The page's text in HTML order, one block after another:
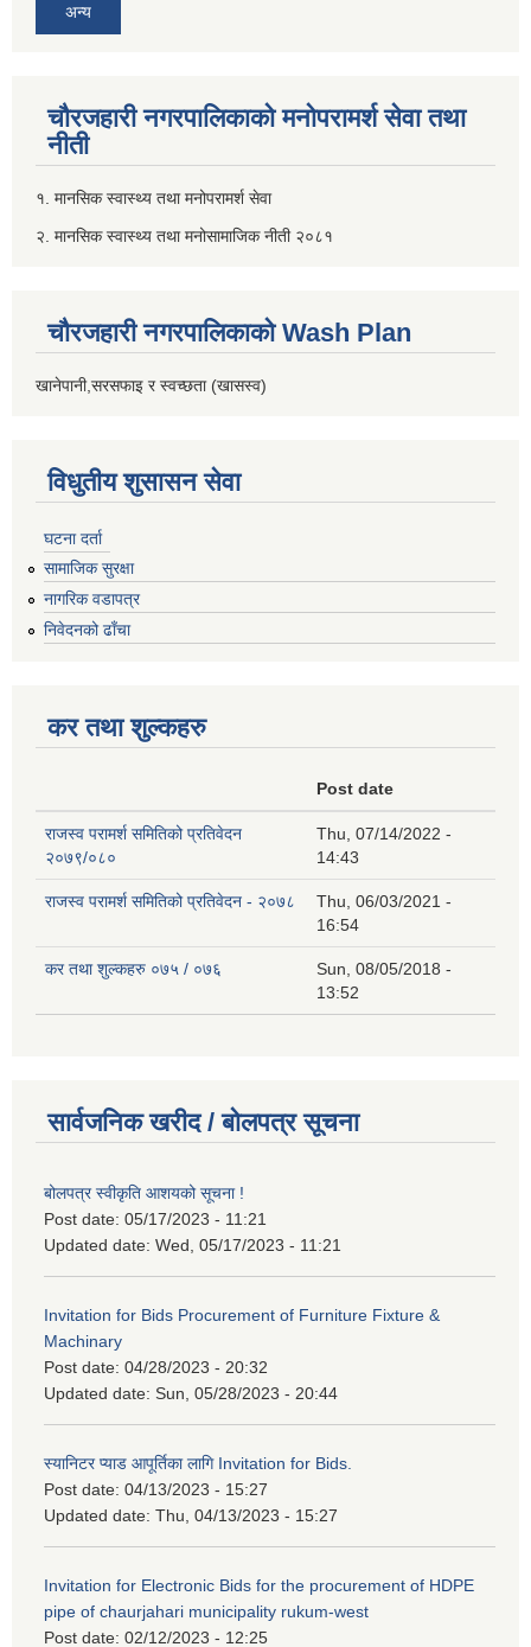
अन्य
चौरजहारी नगरपालिकाको मनोपरामर्श सेवा तथा
नीती
१. मानसिक स्वास्थ्य तथा मनोपरामर्श सेवा
२. मानसिक स्वास्थ्य तथा मनोसामाजिक नीती २०८१
चौरजहारी नगरपालिकाको Wash Plan
खानेपानी,सरसफाइ र स्वच्छता (खासस्व)
विधुतीय शुसासन सेवा
घटना दर्ता
सामाजिक सुरक्षा
नागरिक वडापत्र
निवेदनको ढाँचा
कर तथा शुल्कहरु
Post date
राजस्व परामर्श समितिको प्रतिवेदन
२०७९/०८०
Thu, 07/14/2022 -
14:43
राजस्व परामर्श समितिको प्रतिवेदन - २०७८
Thu, 06/03/2021 -
16:54
कर तथा शुल्कहरु ०७५ / ०७६
Sun, 08/05/2018 -
13:52
सार्वजनिक खरीद / बोलपत्र सूचना
बोलपत्र स्वीकृति आशयको सूचना !
Post date: 05/17/2023 - 11:21
Updated date: Wed, 05/17/2023 - 11:21
Invitation for Bids Procurement of Furniture Fixture &
Machinary
Post date: 04/28/2023 - 20:32
Updated date: Sun, 05/28/2023 - 20:44
स्यानिटर प्याड आपूर्तिका लागि Invitation for Bids.
Post date: 04/13/2023 - 15:27
Updated date: Thu, 04/13/2023 - 15:27
Invitation for Electronic Bids for the procurement of HDPE
pipe of chaurjahari municipality rukum-west
Post date: 02/12/2023 - 12:25